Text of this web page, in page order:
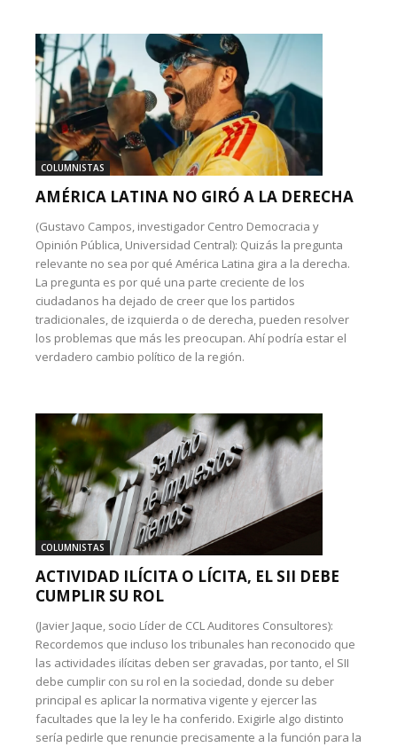
COLUMNISTAS
AMÉRICA LATINA NO GIRÓ A LA DERECHA
(Gustavo Campos, investigador Centro Democracia y
Opinión Pública, Universidad Central): Quizás la pregunta
relevante no sea por qué América Latina gira a la derecha.
La pregunta es por qué una parte creciente de los
ciudadanos ha dejado de creer que los partidos
tradicionales, de izquierda o de derecha, pueden resolver
los problemas que más les preocupan. Ahí podría estar el
verdadero cambio político de la región.
COLUMNISTAS
ACTIVIDAD ILÍCITA O LÍCITA, EL SII DEBE
CUMPLIR SU ROL
(Javier Jaque, socio Líder de CCL Auditores Consultores):
Recordemos que incluso los tribunales han reconocido que
las actividades ilícitas deben ser gravadas, por tanto, el SII
debe cumplir con su rol en la sociedad, donde su deber
principal es aplicar la normativa vigente y ejercer las
facultades que la ley le ha conferido. Exigirle algo distinto
sería pedirle que renuncie precisamente a la función para la